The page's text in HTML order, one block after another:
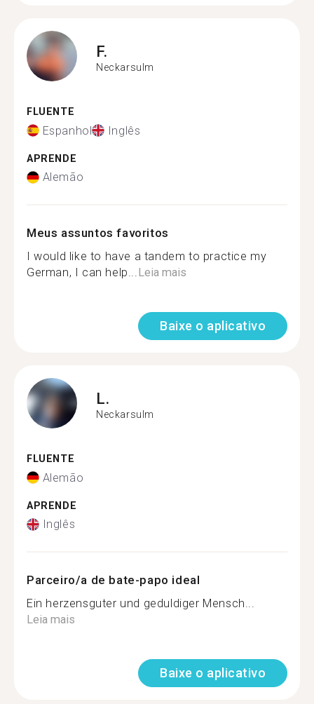
F.
Neckarsulm
FLUENTE
Espanhol Inglês
APRENDE
Alemão
Meus assuntos favoritos
I would like to have a tandem to practice my
German, I can help...Leia mais
Baixe o aplicativo
L.
Neckarsulm
FLUENTE
Alemão
APRENDE
Inglês
Parceiro/a de bate-papo ideal
Ein herzensguter und geduldiger Mensch...
Leia mais
Baixe o aplicativo